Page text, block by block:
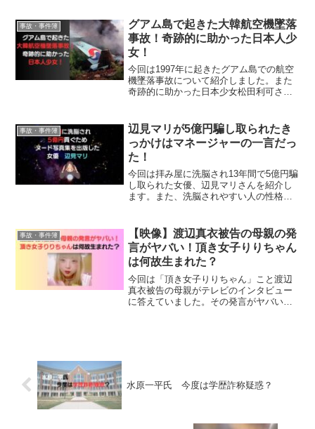
事故・事件簿
グアム島で起きた大韓航空機墜落
事故！奇跡的に助かった日本人少
女！
今回は1997年に起きたグアム島での航空
機墜落事故について紹介しました。また
奇跡的に助かった日本少女松田利可さん
事故・事件簿
辺見マリが5億円騙し取られたき
っかけはマネージャーの一言だっ
た！
今回は拝み屋に洗脳され13年間で5億円騙
し取られた女優、辺見マリさんを紹介し
ます。また、洗脳されやすい人の性格や
事故・事件簿
【映像】渡辺真衣被告の母親の発
言がヤバい！頂き女子りりちゃん
は何故生まれた？
今回は「頂き女子りりちゃん」こと渡辺
真衣被告の母親がテレビのインタビュー
に答えていました。その発言がヤバいと
水原一平氏 今度は学歴詐称疑惑？